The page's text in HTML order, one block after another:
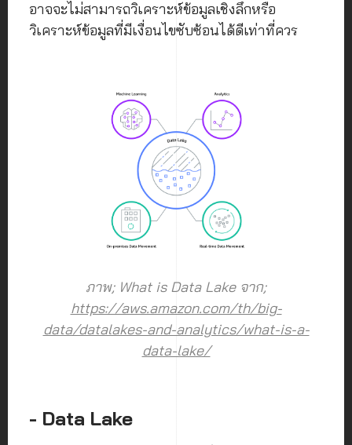
อาจจะไม่สามารถวิเคราะห์ข้อมูลเชิงลึกหรือ
วิเคราะห์ข้อมูลที่มีเงื่อนไขซับซ้อนได้ดีเท่าที่ควร
ภาพ; What is Data Lake จาก;
https://aws.amazon.com/th/big-
data/datalakes-and-analytics/what-is-a-
data-lake/
- Data Lake